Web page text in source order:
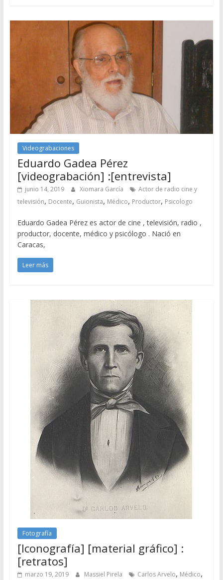
Videograbaciones
Eduardo Gadea Pérez
[videograbación] :[entrevista]
junio 14, 2019 Xiomara García
Actor de radio cine y
televisión, Docente, Guionista, Médico, Productor, Psicologo
Eduardo Gadea Pérez es actor de cine , televisión, radio ,
productor, docente, médico y psicólogo . Nació en
Caracas,
Leer más
Fotografía
[Iconografía] [material gráfico] :
[retratos]
marzo 19, 2019 Massiel Pirela Carlos Arvelo, Médico,